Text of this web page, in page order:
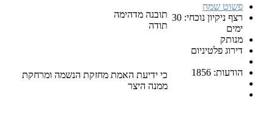
פשוט שמח
רצף ניקיון נוכחי: 30
ימים
מנותק
דירוג פלטיניום
הודעות: 1856
תובנה מדהימה
תודה
כי ידיעת האמת מחזקת הנשמה ומרחקת
ממנה היצר